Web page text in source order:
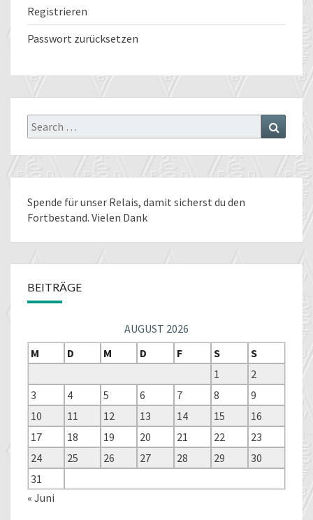
Registrieren
Passwort zurücksetzen
Search
for:
Search
Spende für unser Relais, damit sicherst du den
Fortbestand. Vielen Dank
BEITRÄGE
AUGUST 2026
M
D M D F S
S
1
2
3
4 5 6 7 8
9
10
11 12 13 14 15
16
17
18 19 20 21 22
23
24
25 26 27 28 29
30
31
« Juni